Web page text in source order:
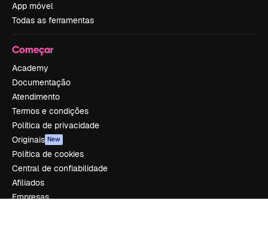
App móvel
Todas as ferramentas
Começar
Academy
Documentação
Atendimento
Termos e condições
Política de privacidade
Originais New
Política de cookies
Central de confiabilidade
Afiliados
Empresas